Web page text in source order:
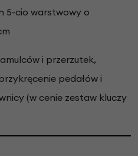
5-cio warstwowy o
i przerzutek,
pedałów i
(w cenie zestaw kluczy